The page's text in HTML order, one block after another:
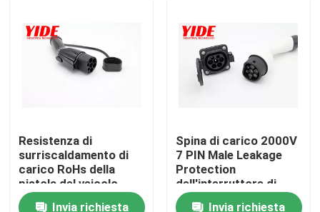
Resistenza di
surriscaldamento di
carico RoHs della
pistola del veicolo
elettrico del ODM
Invia richiesta
Spina di carico 2000V
7 PIN Male Leakage
Protection
dell'interruttore di
sicurezza EV
Invia richiesta